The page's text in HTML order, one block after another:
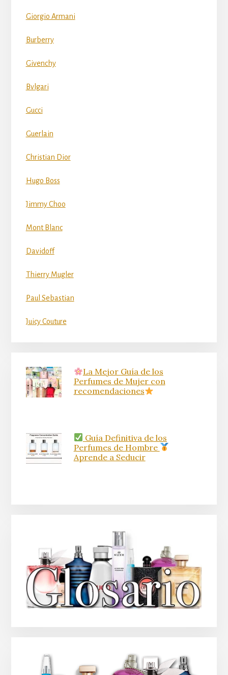
Giorgio Armani
Burberry
Givenchy
Bvlgari
Gucci
Guerlain
Christian Dior
Hugo Boss
Jimmy Choo
Mont Blanc
Davidoff
Thierry Mugler
Paul Sebastian
Juicy Couture
La Mejor Guía de los
Perfumes de Mujer con
recomendaciones
Guía Definitiva de los
Perfumes de Hombre
Aprende a Seducir